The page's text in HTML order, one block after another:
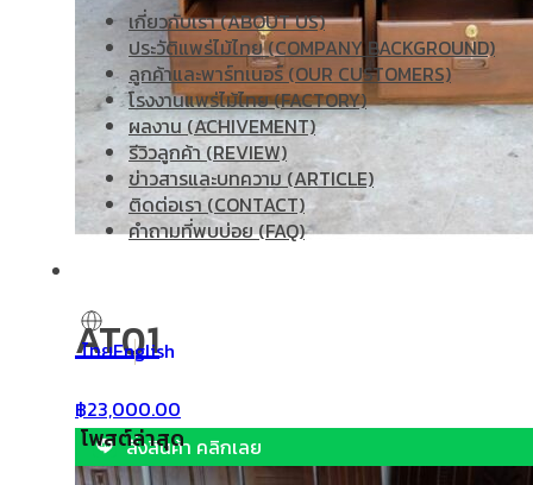
เกี่ยวกับเรา (ABOUT US)
ประวัติแพร่ไม้ไทย (COMPANY BACKGROUND)
ลูกค้าและพาร์ทเนอร์ (OUR CUSTOMERS)
โรงงานแพร่ไม้ไทย (FACTORY)
ผลงาน (ACHIVEMENT)
รีวิวลูกค้า (REVIEW)
ข่าวสารและบทความ (ARTICLE)
ติดต่อเรา (CONTACT)
คำถามที่พบบ่อย (FAQ)
English
ไทย
โพสต์ล่าสุด
AT01
฿23,000.00
สั่งสินค้า คลิกเลย